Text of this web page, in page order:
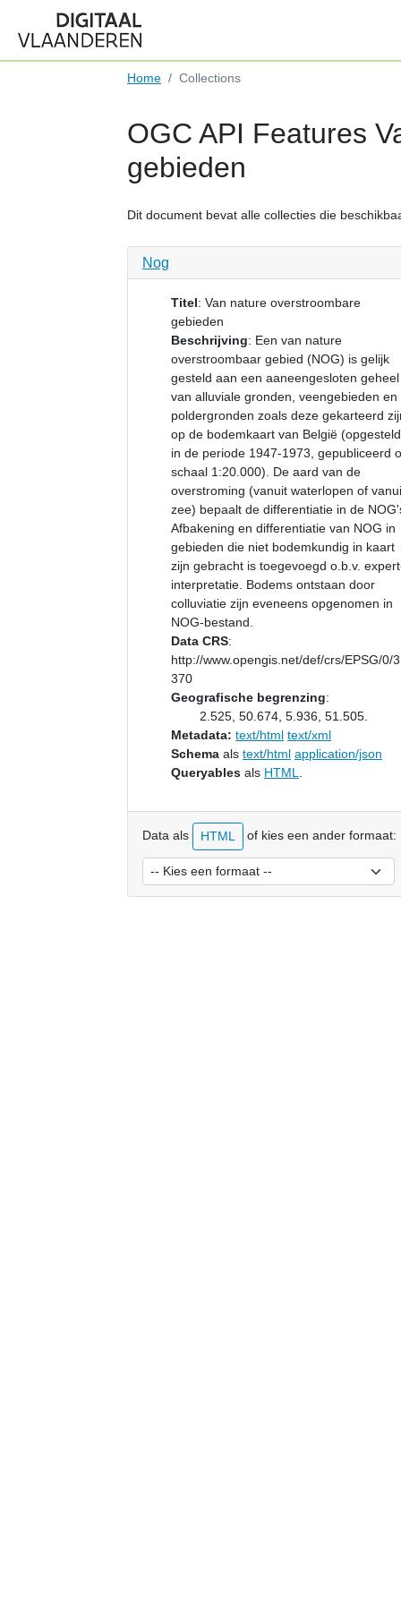
Home Collections
OGC API Features
gebieden
Dit document bevat alle collecties die
Nog
Titel: Van nature overstroombare
gebieden
Beschrijving: Een van nature
overstroombaar gebied (NOG) is gelijk
gesteld aan een aaneengesloten geheel
van alluviale gronden, veengebieden en
poldergronden zoals deze gekarteerd
op de bodemkaart van België (opgesteld
in de periode 1947-1973, gepubliceerd
schaal 1:20.000). De aard van de
overstroming (vanuit waterlopen of
zee) bepaalt de differentiatie in de
Afbakening en differentiatie van NOG in
gebieden die niet bodemkundig in kaart
zijn gebracht is toegevoegd o.b.v.
interpretatie. Bodems ontstaan door
colluviatie zijn eveneens opgenomen in
NOG-bestand.
Data CRS:
http://www.opengis.net/def/crs/EPSG/0/
370
Geografische begrenzing:
2.525, 50.674, 5.936, 51.505.
Metadata: text/html text/xml
Schema als text/html application/json
Queryables als HTML
Data als HTML of kies een ander formaat: